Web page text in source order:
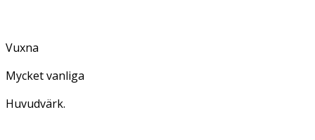
Vuxna
Mycket vanliga
Huvudvärk.